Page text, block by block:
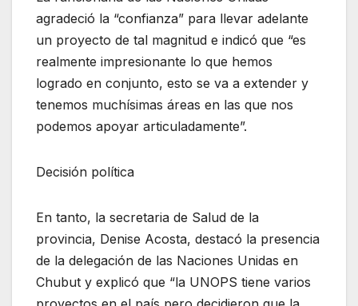
agradeció la “confianza” para llevar adelante
un proyecto de tal magnitud e indicó que “es
realmente impresionante lo que hemos
logrado en conjunto, esto se va a extender y
tenemos muchísimas áreas en las que nos
podemos apoyar articuladamente”.
Decisión política
En tanto, la secretaria de Salud de la
provincia, Denise Acosta, destacó la presencia
de la delegación de las Naciones Unidas en
Chubut y explicó que “la UNOPS tiene varios